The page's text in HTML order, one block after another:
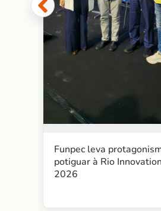
Funpec leva
potiguar à Rio
2026